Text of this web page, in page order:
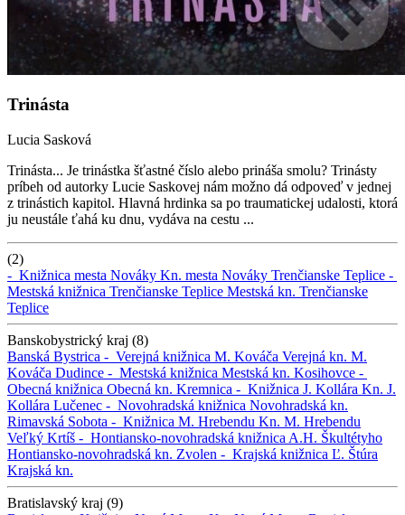
Trinásta
Lucia Sasková
Trinásta... Je trinástka šťastné číslo alebo prináša smolu? Trinásty
príbeh od autorky Lucie Saskovej nám možno dá odpoveď v jednej
z trinástich kapitol. Hlavná hrdinka sa po traumatickej udalosti, ktorá
ju neustále ťahá ku dnu, vydáva na cestu ...
(2)
- Knižnica mesta Nováky Kn. mesta Nováky Trenčianske Teplice -
Mestská knižnica Trenčianske Teplice Mestská kn. Trenčianske
Teplice
Banskobystrický kraj (8)
Banská Bystrica - Verejná knižnica M. Kováča Verejná kn. M.
Kováča Dudince - Mestská knižnica Mestská kn. Kosihovce -
Obecná knižnica Obecná kn. Kremnica - Knižnica J. Kollára Kn. J.
Kollára Lučenec - Novohradská knižnica Novohradská kn.
Rimavská Sobota - Knižnica M. Hrebendu Kn. M. Hrebendu
Veľký Krtíš - Hontiansko-novohradská knižnica A.H. Škultétyho
Hontiansko-novohradská kn. Zvolen - Krajská knižnica Ľ. Štúra
Krajská kn.
Bratislavský kraj (9)